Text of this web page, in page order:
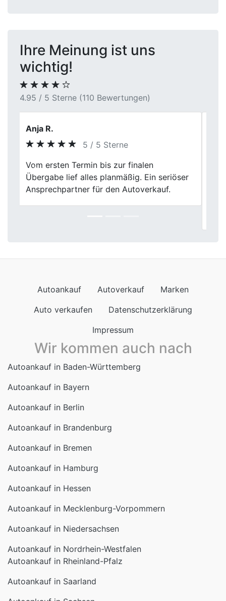
Ihre Meinung ist uns
wichtig!
4.95 / 5 Sterne (110 Bewertungen)
Michaela S.
5 / 5 Sterne
Der Autoverkauf bei Fischer Autoankauf
war ein rundum positives Erlebnis. Die
transparente Bewertung meines
Previous
Autoankauf Autoverkauf
Marken
Auto verkaufen
Datenschutzerklärung
Impressum
Wir kommen auch nach
Autoankauf in Baden-Württemberg
Autoankauf in Bayern
Autoankauf in Berlin
Autoankauf in Brandenburg
Autoankauf in Bremen
Autoankauf in Hamburg
Autoankauf in Hessen
Autoankauf in Mecklenburg-Vorpommern
Autoankauf in Niedersachsen
Autoankauf in Nordrhein-Westfalen
Autoankauf in Rheinland-Pfalz
Autoankauf in Saarland